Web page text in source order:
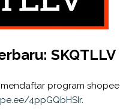
SKQTLLV
program shopee
4ppGQbHSIr.